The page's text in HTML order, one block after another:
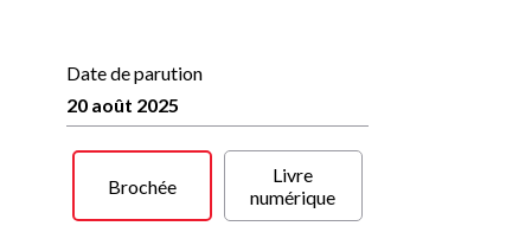
Date de parution
20 août 2025
Brochée
Livre
numérique